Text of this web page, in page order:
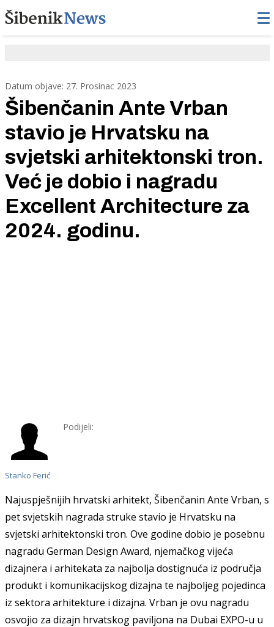
Datum objave: 27. Prosinac 2023
Šibenčanin Ante Vrban
stavio je Hrvatsku na
svjetski arhitektonski tron.
Već je dobio i nagradu
Excellent Architecture za
2024. godinu.
Stanko Ferić
Podijeli:
Najuspješnijih hrvatski arhitekt, Šibenčanin Ante Vrban, s
pet svjetskih nagrada struke stavio je Hrvatsku na
svjetski arhitektonski tron. Ove godine dobio je posebnu
nagradu German Design Award, njemačkogvijeća
dizajnera i arhitekata za najbolja dostignuća iz područja
produkt i komunikacijskog dizajna te najboljegpojedinca
iz sektora arhitekture i dizajna. Vrban je ovu nagradu
osvojio za dizajn hrvatskog paviljona na Dubai EXPO-u u